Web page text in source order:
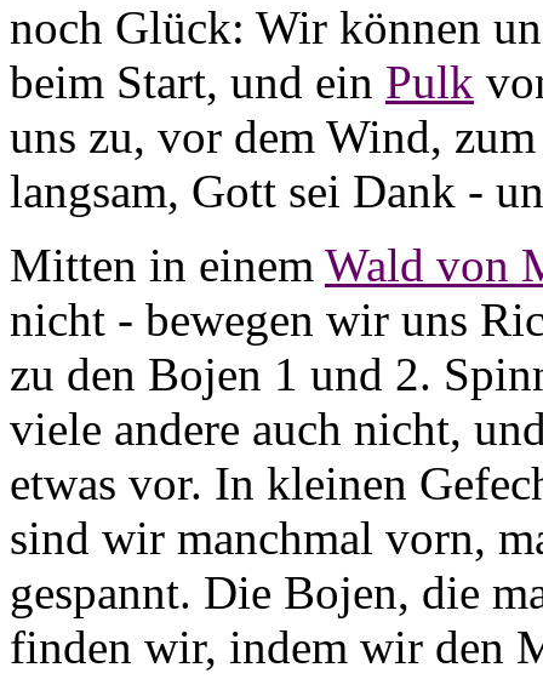
noch Glück: Wir können
beim Start, und ein Pulk
uns zu, vor dem Wind,
langsam, Gott sei Dank -
Mitten in einem Wald von
nicht - bewegen wir uns
zu den Bojen 1 und 2.
viele andere auch nicht,
etwas vor. In kleinen
sind wir manchmal vorn,
gespannt. Die Bojen, die
finden wir, indem wir den